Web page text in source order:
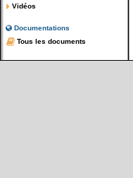
Vidéos
Documentations
Tous les documents